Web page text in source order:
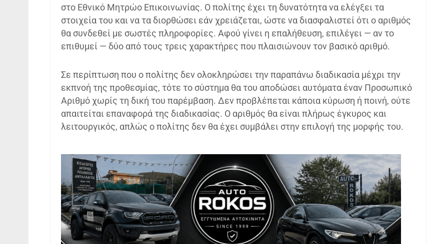
στο Εθνικό Μητρώο Επικοινωνίας. Ο πολίτης έχει τη δυνατότητα να ελέγξει τα
στοιχεία του και να τα διορθώσει εάν χρειάζεται, ώστε να διασφαλιστεί ότι ο αριθμός
θα συνδεθεί με σωστές πληροφορίες. Αφού γίνει η επαλήθευση, επιλέγει — αν το
επιθυμεί — δύο από τους τρεις χαρακτήρες που πλαισιώνουν τον βασικό αριθμό.
Σε περίπτωση που ο πολίτης δεν ολοκληρώσει την παραπάνω διαδικασία μέχρι την
εκπνοή της προθεσμίας, τότε το σύστημα θα του αποδώσει αυτόματα έναν Προσωπικό
Αριθμό χωρίς τη δική του παρέμβαση. Δεν προβλέπεται κάποια κύρωση ή ποινή, ούτε
απαιτείται επαναφορά της διαδικασίας. Ο αριθμός θα είναι πλήρως έγκυρος και
λειτουργικός, απλώς ο πολίτης δεν θα έχει συμβάλει στην επιλογή της μορφής του.